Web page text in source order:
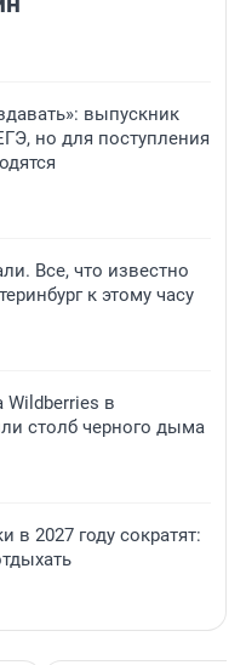
выпускник
но для поступления
Все, что известно
к этому часу
Wildberries в
столб черного дыма
в 2027 году сократят: